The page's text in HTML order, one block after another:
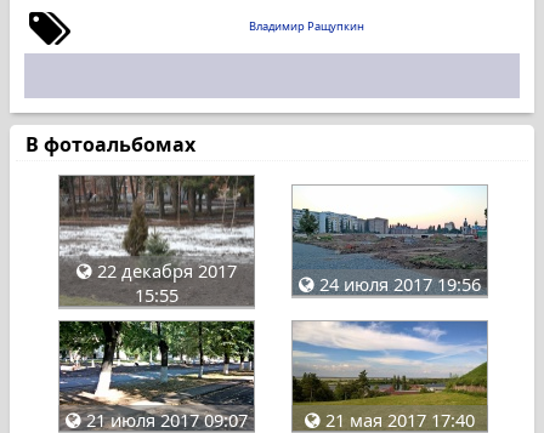
Владимир Ращупкин
В фотоальбомах
22 декабря 2017
15:55
24 июля 2017 19:56
21 июля 2017 09:07 21 мая 2017 17:40